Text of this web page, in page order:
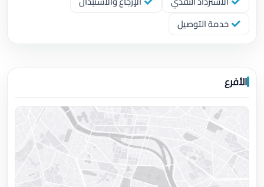
خدمة التوصيل
الأفرع